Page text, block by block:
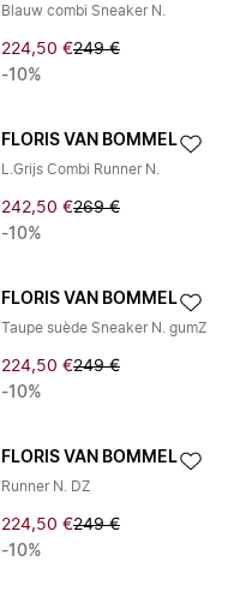
Blauw combi Sneaker N.
224,50 €249 €
-10%
FLORIS VAN BOMMEL
L.Grijs Combi Runner N.
242,50 €269 €
-10%
FLORIS VAN BOMMEL
Taupe suède Sneaker N. gumZ
224,50 €249 €
-10%
FLORIS VAN BOMMEL
Runner N. DZ
224,50 €249 €
-10%